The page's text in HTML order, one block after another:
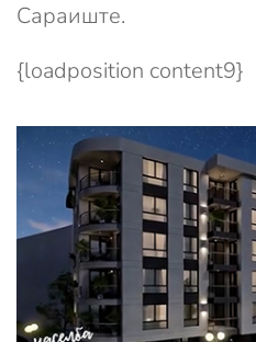
Сараиште.
{loadposition content9}